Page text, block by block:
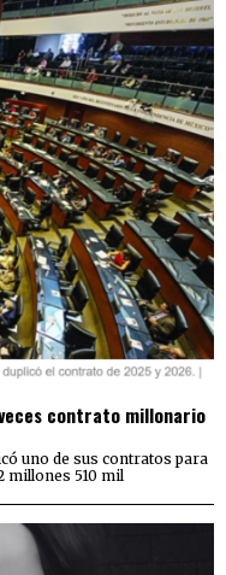
contrato millonario
uno de sus contratos para
millones 510 mil